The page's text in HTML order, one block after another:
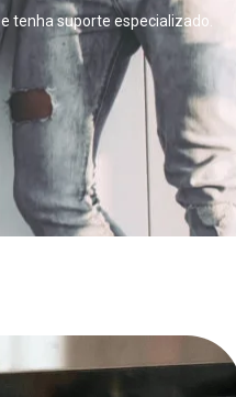
e tenha suporte especializado.